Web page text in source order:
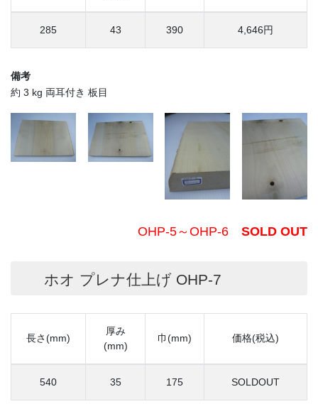
285 43 390 4,646円
備考
約 3 kg 両耳付き 板目
OHP-5～OHP-6 SOLD OUT
ホオ プレナ仕上げ OHP-7
長さ(mm)
厚み
(mm)
巾(mm) 価格(税込)
540 35 175 SOLDOUT